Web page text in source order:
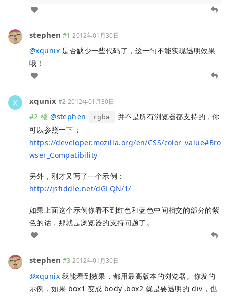
stephen #1 2012年01月30日
@xqunix是否缺少一些代码了，这一句不能实现透明效果
哦！
xqunix #2 2012年01月30日
#2 楼 @stephen rgba
并不是所有浏览器都支持的，你
可以参照一下：
https://developer.mozilla.org/en/CSS/color_value#Bro
wser_Compatibility
另外，刚才又写了一个示例：
http://jsfiddle.net/dGLQN/1/
如果上面这个示例你看不到红色和蓝色中间相交的部分的紫
色的话，那就是浏览器的支持问题了。
stephen #3 2012年01月30日
@xqunix我能看到效果，都用最高版本的浏览器。你发的
示例，如果 box1 变成 body ,box2 就是要透明的 div，也